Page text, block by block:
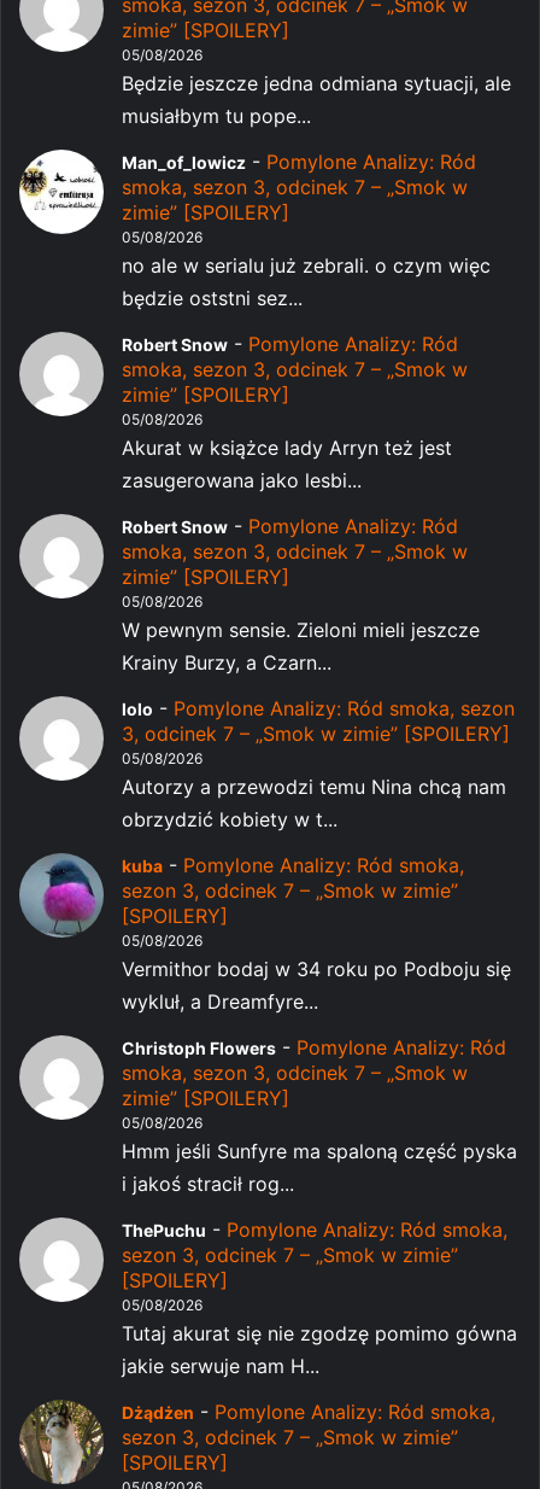
zimie” [SPOILERY]
05/08/2026
Będzie jeszcze jedna odmiana sytuacji, ale
musiałbym tu pope...
Man_of_lowicz - Pomylone Analizy: Ród
smoka, sezon 3, odcinek 7 – „Smok w
zimie” [SPOILERY]
05/08/2026
no ale w serialu już zebrali. o czym więc
będzie oststni sez...
Robert Snow - Pomylone Analizy: Ród
smoka, sezon 3, odcinek 7 – „Smok w
zimie” [SPOILERY]
05/08/2026
Akurat w książce lady Arryn też jest
zasugerowana jako lesbi...
Robert Snow - Pomylone Analizy: Ród
smoka, sezon 3, odcinek 7 – „Smok w
zimie” [SPOILERY]
05/08/2026
W pewnym sensie. Zieloni mieli jeszcze
Krainy Burzy, a Czarn...
lolo - Pomylone Analizy: Ród smoka, sezon
3, odcinek 7 – „Smok w zimie” [SPOILERY]
05/08/2026
Autorzy a przewodzi temu Nina chcą nam
obrzydzić kobiety w t...
kuba - Pomylone Analizy: Ród smoka,
sezon 3, odcinek 7 – „Smok w zimie”
[SPOILERY]
05/08/2026
Vermithor bodaj w 34 roku po Podboju się
wykluł, a Dreamfyre...
Christoph Flowers - Pomylone Analizy: Ród
smoka, sezon 3, odcinek 7 – „Smok w
zimie” [SPOILERY]
05/08/2026
Hmm jeśli Sunfyre ma spaloną część pyska
i jakoś stracił rog...
ThePuchu - Pomylone Analizy: Ród smoka,
sezon 3, odcinek 7 – „Smok w zimie”
[SPOILERY]
05/08/2026
Tutaj akurat się nie zgodzę pomimo gówna
jakie serwuje nam H...
Dżądżen - Pomylone Analizy: Ród smoka,
sezon 3, odcinek 7 – „Smok w zimie”
[SPOILERY]